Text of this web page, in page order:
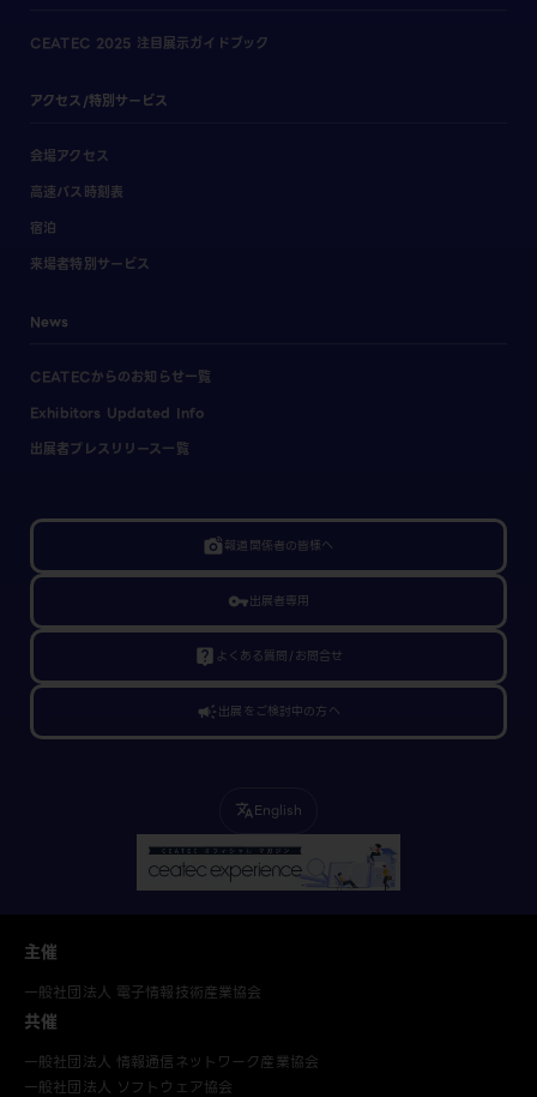
CEATEC 2025 注目展示ガイドブック
アクセス/特別サービス
会場アクセス
高速バス時刻表
宿泊
来場者特別サービス
News
CEATECからのお知らせ一覧
Exhibitors Updated Info
出展者プレスリリース一覧
linked_camera報道関係者の皆様へ
vpn_key出展者専用
live_help よくある質問/お問合せ
campaign出展をご検討中の方へ
translateEnglish
主催
一般社団法人 電子情報技術産業協会
共催
一般社団法人 情報通信ネットワーク産業協会
一般社団法人 ソフトウェア協会